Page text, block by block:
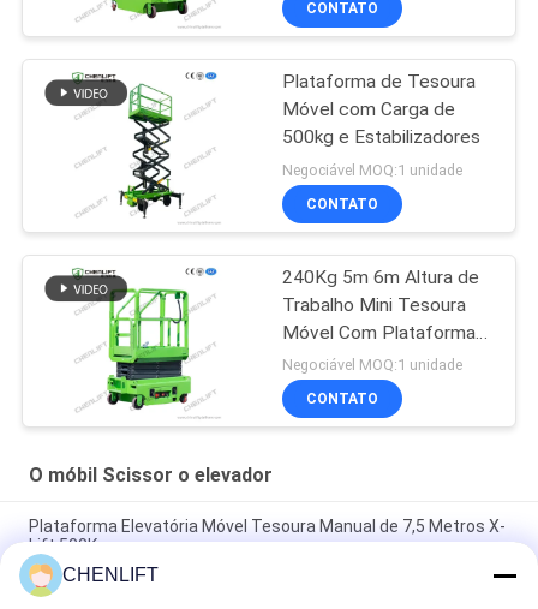
CONTATO
Plataforma de Tesoura
Móvel com Carga de
500kg e Estabilizadores
Negociável MOQ:1 unidade
CONTATO
240Kg 5m 6m Altura de
Trabalho Mini Tesoura
Móvel Com Plataforma
de Extensão
Negociável MOQ:1 unidade
CONTATO
O móbil Scissor o elevador
Plataforma Elevatória Móvel Tesoura Manual de 7,5 Metros X-
Lift 500Kg
Plataforma Tesoura Elétrica Pequena 14M Com Dispositivo
CHENLIFT